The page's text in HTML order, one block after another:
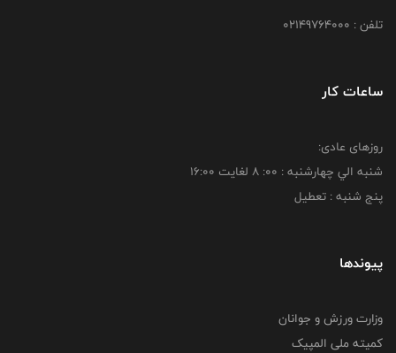
تلفن : 02149764000
ساعات کار
روزهای عادی:
شنبه الي چهارشنبه : 00: 8 لغايت 16:00
پنج شنبه : تعطیل
پیوندها
وزارت ورزش و جوانان
کمیته ملی المپیک